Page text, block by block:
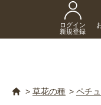
ログイン
新規登録
> 草花の種 > ペチ